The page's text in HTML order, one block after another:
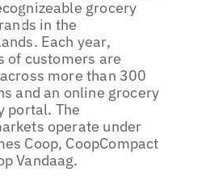
grocery
in the
Each year,
of customers are
more than 300
and an online grocery
portal. The
operate under
Coop, CoopCompact
Vandaag.